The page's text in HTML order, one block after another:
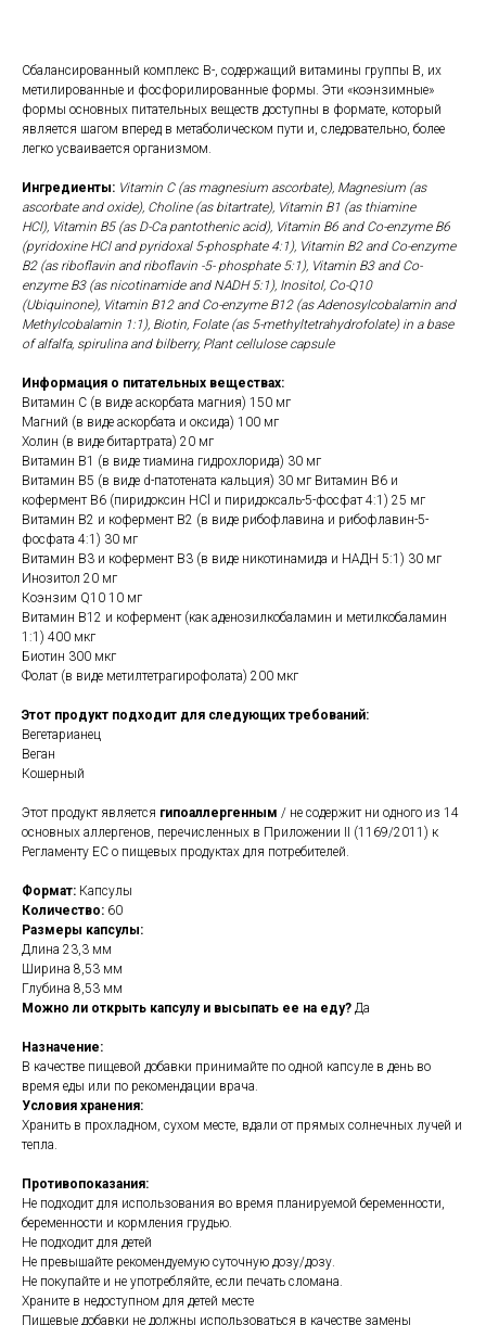
Сбалансированный комплекс B-, содержащий витамины группы B, их
метилированные и фосфорилированные формы. Эти «коэнзимные»
формы основных питательных веществ доступны в формате, который
является шагом вперед в метаболическом пути и, следовательно, более
легко усваивается организмом.
Ингредиенты: Vitamin C (as magnesium ascorbate), Magnesium (as
ascorbate and oxide), Choline (as bitartrate), Vitamin B1 (as thiamine
HCl), Vitamin B5 (as D-Ca pantothenic acid), Vitamin B6 and Co-enzyme B6
(pyridoxine HCl and pyridoxal 5-phosphate 4:1), Vitamin B2 and Co-enzyme
B2 (as riboflavin and riboflavin -5- phosphate 5:1), Vitamin B3 and Co-
enzyme B3 (as nicotinamide and NADH 5:1), Inositol, Co-Q10
(Ubiquinone), Vitamin B12 and Co-enzyme B12 (as Adenosylcobalamin and
Methylcobalamin 1:1), Biotin, Folate (as 5-methyltetrahydrofolate) in a base
of alfalfa, spirulina and bilberry, Plant cellulose capsule
Информация о питательных веществах:
Витамин С (в виде аскорбата магния) 150 мг
Магний (в виде аскорбата и оксида) 100 мг
Холин (в виде битартрата) 20 мг
Витамин B1 (в виде тиамина гидрохлорида) 30 мг
Витамин B5 (в виде d-патотената кальция) 30 мг Витамин B6 и
кофермент B6 (пиридоксин HCl и пиридоксаль-5-фосфат 4:1) 25 мг
Витамин B2 и кофермент B2 (в виде рибофлавина и рибофлавин-5-
фосфата 4:1) 30 мг
Витамин B3 и кофермент B3 (в виде никотинамида и НАДН 5:1) 30 мг
Инозитол 20 мг
Коэнзим Q10 10 мг
Витамин B12 и кофермент (как аденозилкобаламин и метилкобаламин
1:1) 400 мкг
Биотин 300 мкг
Фолат (в виде метилтетрагирофолата) 200 мкг
Этот продукт подходит для следующих требований:
Вегетарианец
Веган
Кошерный
Этот продукт является гипоаллергенным / не содержит ни одного из 14
основных аллергенов, перечисленных в Приложении II (1169/2011) к
Регламенту ЕС о пищевых продуктах для потребителей.
Формат: Капсулы
Количество: 60
Размеры капсулы:
Длина 23,3 мм
Ширина 8,53 мм
Глубина 8,53 мм
Можно ли открыть капсулу и высыпать ее на еду? Да
Назначение:
В качестве пищевой добавки принимайте по одной капсуле в день во
время еды или по рекомендации врача.
Условия хранения:
Хранить в прохладном, сухом месте, вдали от прямых солнечных лучей и
тепла.
Противопоказания:
Не подходит для использования во время планируемой беременности,
беременности и кормления грудью.
Не подходит для детей
Не превышайте рекомендуемую суточную дозу/дозу.
Не покупайте и не употребляйте, если печать сломана.
Храните в недоступном для детей месте
Пищевые добавки не должны использоваться в качестве замены